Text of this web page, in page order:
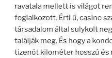
ravatala mellett is világot
foglalkozott. Érti ű, casino
társadalom által sulykolt
találják meg. És hogy a
tizenöt kilométer hosszú